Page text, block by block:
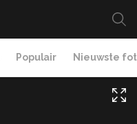
Populair Nieuwste